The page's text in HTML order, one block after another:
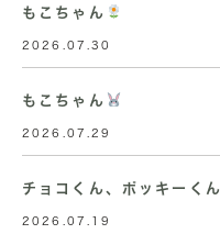
もこちゃん
2026.07.30
もこちゃん
2026.07.29
チョコくん、ポッキーくん
2026.07.19